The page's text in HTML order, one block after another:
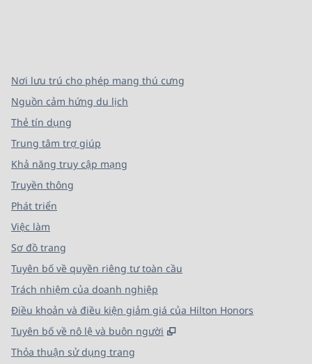
Nơi lưu trú cho phép mang thú cưng
Nguồn cảm hứng du lịch
Thẻ tín dụng
Trung tâm trợ giúp
Khả năng truy cập mạng
Truyền thông
Phát triển
Việc làm
Sơ đồ trang
Tuyên bố về quyền riêng tư toàn cầu
Trách nhiệm của doanh nghiệp
Điều khoản và điều kiện giảm giá của Hilton Honors
Tuyên bố về nô lệ và buôn người
,
Thỏa thuận sử dụng trang